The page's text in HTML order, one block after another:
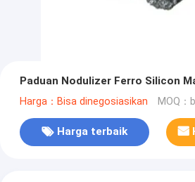
Paduan Nodulizer Ferro Silicon
Harga：Bisa dinegosiasikan MOQ
Harga terbaik